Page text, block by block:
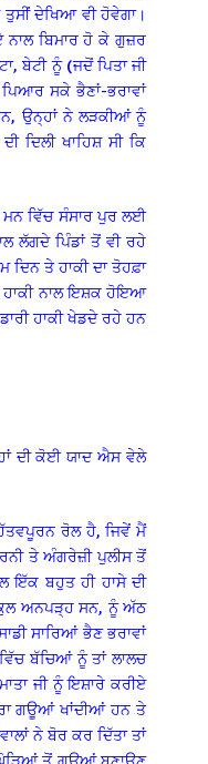
ਦੇਖਿਆ ਵੀ ਹੋਵੇਗਾ।
ਨਾਲ ਬਿਮਾਰ ਹੋ ਕੇ ਗੁਜ਼ਰ
ਬੇਟੀ ਨੂੰ (ਜਦੋਂ ਪਿਤਾ ਜੀ
ਸਕੇ ਭੈਣਾਂ-ਭਰਾਵਾਂ
ਉਨ੍ਹਾਂ ਨੇ ਲੜਕੀਆਂ ਨੂੰ
ਖਾਹਿਸ਼ ਸੀ ਕਿ
ਮਨ ਵਿੱਚ ਸੰਸਾਰ ਪੁਰ ਲਈ
ਲੱਗਦੇ ਪਿੰਡਾਂ ਤੋਂ ਵੀ ਰਹੇ
ਤੇ ਹਾਕੀ ਦਾ ਤੋਹਫ਼ਾ
ਹਾਕੀ ਨਾਲ ਇਸ਼ਕ ਹੋਇਆ
ਹਾਕੀ ਖੇਡਦੇ ਰਹੇ ਹਨ
ਦੀ ਕੋਈ ਯਾਦ ਐਸ ਵੇਲੇ
ਰੋਲ ਹੈ, ਜਿਵੇਂ ਮੈਂ
ਤੇ ਅੰਗਰੇਜ਼ੀ ਪੁਲੀਸ ਤੋਂ
ਇੱਕ ਬਹੁਤ ਹੀ ਹਾਸੇ ਦੀ
ਅਨਪੜ੍ਹ ਸਨ, ਨੂੰ ਅੱਠ
ਸਾਰਿਆਂ ਭੈਣ ਭਰਾਵਾਂ
ਬੱਚਿਆਂ ਨੂੰ ਤਾਂ ਲਾਲਚ
ਜੀ ਨੂੰ ਇਸ਼ਾਰੇ ਕਰੀਏ
ਗਊਆਂ ਖਾਂਦੀਆਂ ਹਨ ਤੇ
ਨੇ ਬੋਰ ਕਰ ਦਿੱਤਾ ਤਾਂ